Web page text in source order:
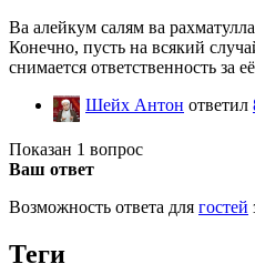
Ва алейкум салям ва
Конечно, пусть на всякий
снимается ответственность за
Шейх Антон ответил
Показан 1 вопрос
Ваш ответ
Возможность ответа для гостей
Теги